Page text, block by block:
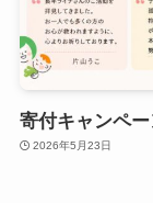
寄付キャンペ
2026年5月23日